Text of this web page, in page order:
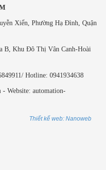
Xiển, Phường Hạ Đình, Quận
B, Khu Đô Thị Vân Canh-Hoài
Hotline: 0941934638
Website: automation-
Thiết kế web: Nanoweb